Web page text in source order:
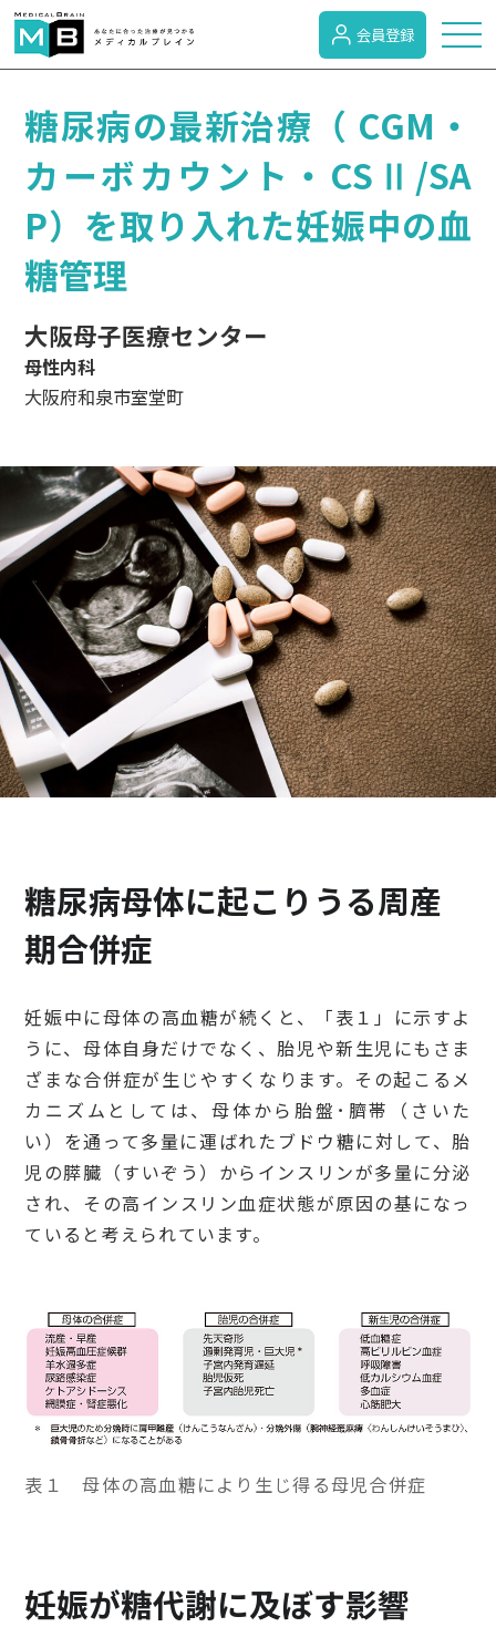
トピックス
症状検索
病名検索
病気のカテゴリー
検診・検査
出産・子ども
病院の機能と役割
会員登録
糖尿病の最新治療（ CGM・
カーボカウント・CSⅡ/SA
P）を取り入れた妊娠中の血
糖管理
大阪母子医療センター
母性内科
大阪府和泉市室堂町
糖尿病母体に起こりうる周産
期合併症
妊娠中に母体の高血糖が続くと、「表１」に示すよ
うに、母体自身だけでなく、胎児や新生児にもさま
ざまな合併症が生じやすくなります。その起こるメ
カニズムとしては、母体から胎盤･臍帯（さいた
い）を通って多量に運ばれたブドウ糖に対して、胎
児の膵臓（すいぞう）からインスリンが多量に分泌
され、その高インスリン血症状態が原因の基になっ
ていると考えられています。
表１ 母体の高血糖により生じ得る母児合併症
妊娠が糖代謝に及ぼす影響